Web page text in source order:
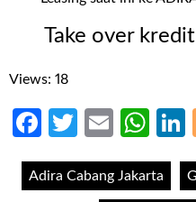
Take over
Views: 18
Facebook
Twitter
Email
Adira Cabang Jakarta